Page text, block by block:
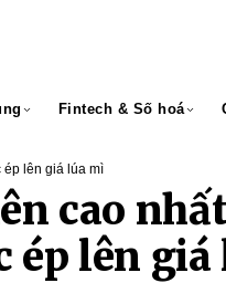
Fintech & Số hoá
ép lên giá lúa mì
cao
ép lên giá